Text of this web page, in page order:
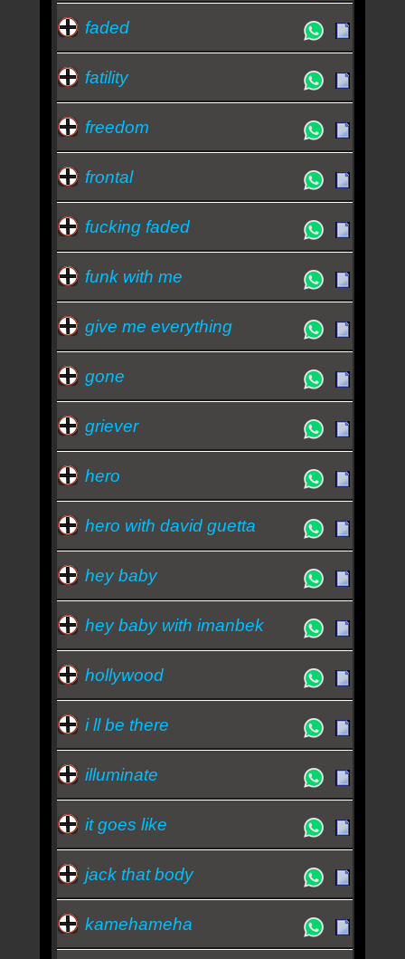
faded
fatility
freedom
frontal
fucking faded
funk with me
give me everything
gone
griever
hero
hero with david guetta
hey baby
hey baby with imanbek
hollywood
i ll be there
illuminate
it goes like
jack that body
kamehameha